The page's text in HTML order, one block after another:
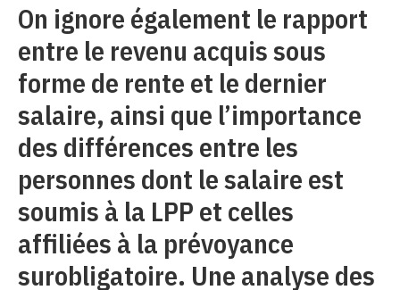
On ignore également le rapport
entre le revenu acquis sous
forme de rente et le dernier
salaire, ainsi que l’importance
des différences entre les
personnes dont le salaire est
soumis à la LPP et celles
affiliées à la prévoyance
surobligatoire. Une analyse des